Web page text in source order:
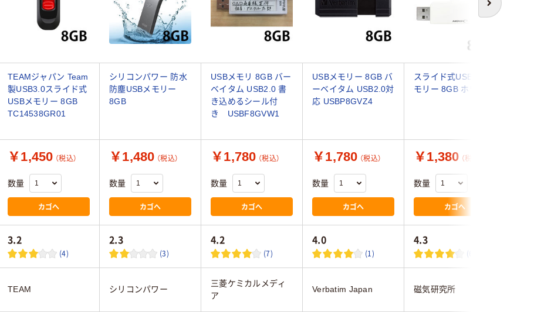
次へ
TEAMジャパン Team
製USB3.0スライド式
USBメモリー 8GB
TC14538GR01
シリコンパワー 防水
防塵USBメモリー
8GB
USBメモリ 8GB バー
ベイタム USB2.0 書
き込めるシール付
き USBF8GVW1
USBメモリー 8GB バ
ーベイタム USB2.0対
応 USBP8GVZ4
スライド式USB2.0メ
モリー 8GB ホワイト
￥1,450 （税込）
数量
カゴへ
￥1,480 （税込）
数量
カゴへ
￥1,780 （税込）
数量
カゴへ
￥1,780 （税込）
数量
カゴへ
￥1,380 （税込）
数量
カゴへ
3.2
(4)
2.3
(3)
4.2
(7)
4.0
(1)
4.3
(6)
TEAM シリコンパワー
三菱ケミカルメディ
ア
Verbatim Japan 磁気研究所